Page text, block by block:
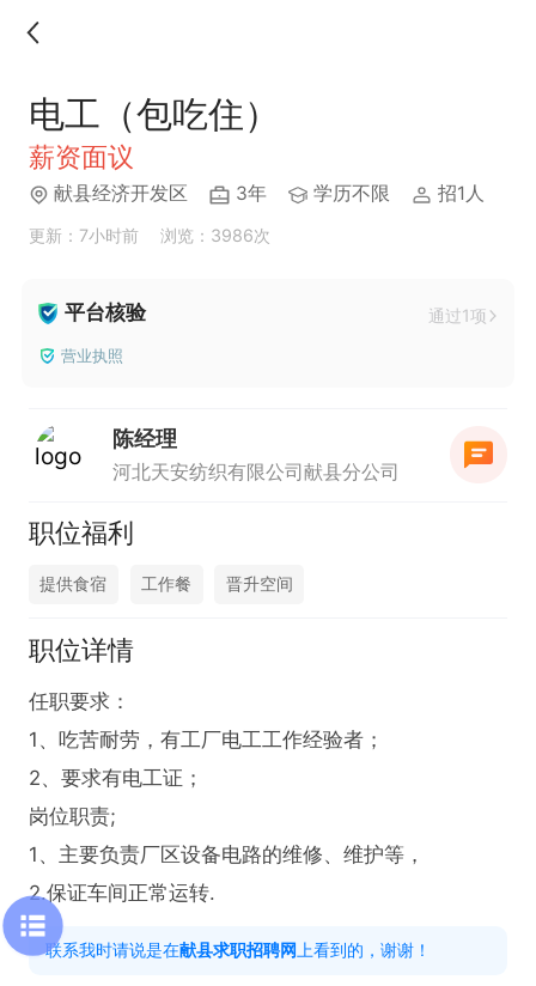
电工（包吃住）
薪资面议
献县经济开发区 3年 学历不限 招1人
更新：7小时前 浏览：3986次
平台核验 通过1项
营业执照
陈经理
河北天安纺织有限公司献县分公司
职位福利
提供食宿 工作餐 晋升空间
职位详情
任职要求：
1、吃苦耐劳，有工厂电工工作经验者；
2、要求有电工证；
岗位职责;
1、主要负责厂区设备电路的维修、维护等，
2.保证车间正常运转.
联系我时请说是在献县求职招聘网 上看到的，谢谢！